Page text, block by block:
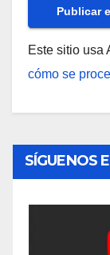
Este sitio usa
cómo se
SÍGUENOS